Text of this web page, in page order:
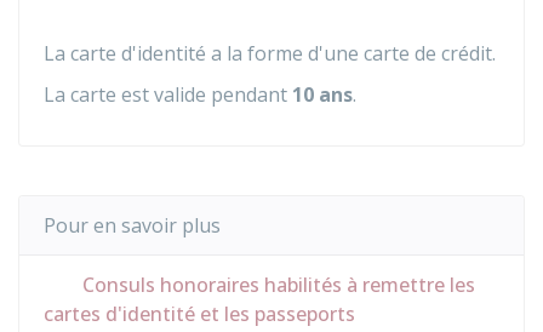
La carte d'identité a la forme d'une carte de crédit.
La carte est valide pendant 10 ans.
Pour en savoir plus
Consuls honoraires habilités à remettre les
cartes d'identité et les passeports